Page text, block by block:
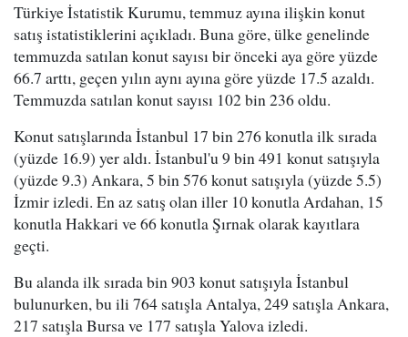
Türkiye İstatistik Kurumu, temmuz ayına ilişkin konut
satış istatistiklerini açıkladı. Buna göre, ülke genelinde
temmuzda satılan konut sayısı bir önceki aya göre yüzde
66.7 arttı, geçen yılın aynı ayına göre yüzde 17.5 azaldı.
Temmuzda satılan konut sayısı 102 bin 236 oldu.
Konut satışlarında İstanbul 17 bin 276 konutla ilk sırada
(yüzde 16.9) yer aldı. İstanbul'u 9 bin 491 konut satışıyla
(yüzde 9.3) Ankara, 5 bin 576 konut satışıyla (yüzde 5.5)
İzmir izledi. En az satış olan iller 10 konutla Ardahan, 15
konutla Hakkari ve 66 konutla Şırnak olarak kayıtlara
geçti.
Bu alanda ilk sırada bin 903 konut satışıyla İstanbul
bulunurken, bu ili 764 satışla Antalya, 249 satışla Ankara,
217 satışla Bursa ve 177 satışla Yalova izledi.